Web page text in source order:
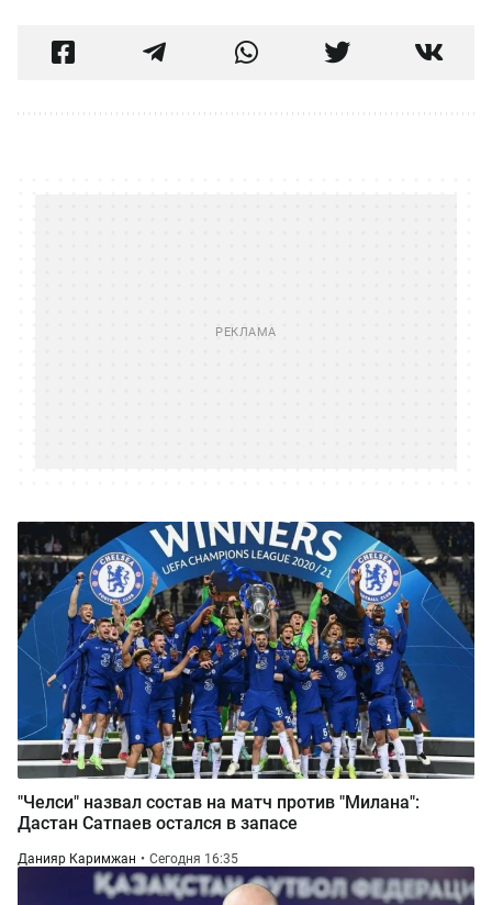
"Челси" назвал состав на матч против "Милана":
Дастан Сатпаев остался в запасе
Данияр Каримжан Сегодня 16:35